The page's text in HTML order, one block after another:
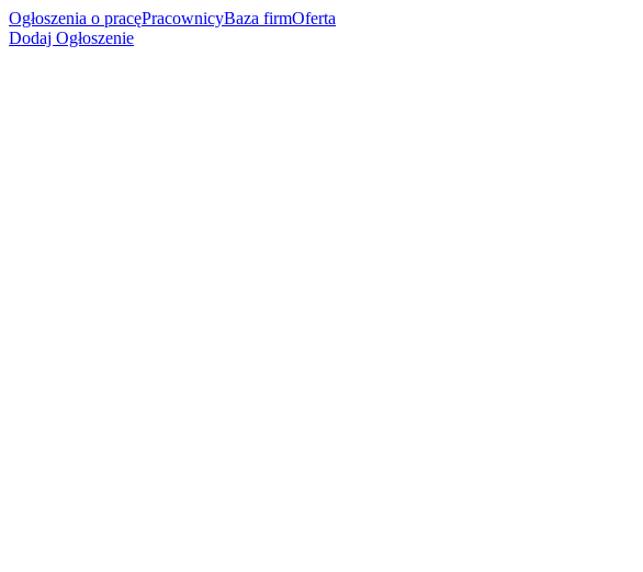
Ogłoszenia o pracęPracownicyBaza firmOferta
Dodaj Ogłoszenie